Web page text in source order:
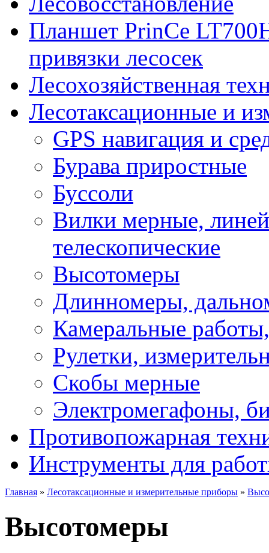
Планшет PrinCe
привязки лесосек
Лесохозяйственная
Лесотаксационные и
GPS навигация и
Бурава приростные
Буссоли
Вилки мерные,
телескопические
Высотомеры
Длинномеры,
Камеральные
Рулетки,
Скобы мерные
Электромегафоны,
Противопожарная
Инструменты для
Главная » Лесотаксационные и измерительные приборы »
Высотомеры